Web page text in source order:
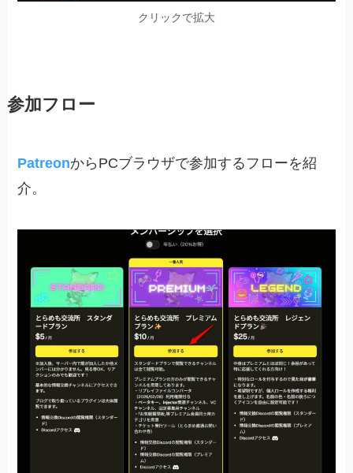
クリックで拡大
参加フロー
PatreonからPCブラウザで参加するフローを紹
介。